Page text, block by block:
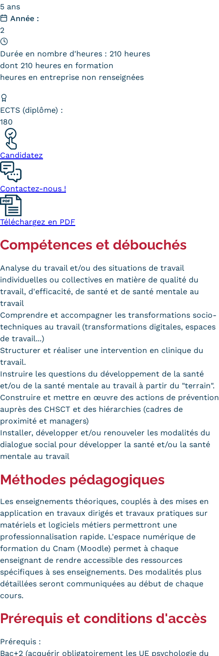
Téléchargements
Le Cnam ICSV
Infos élèves
Infos entreprises
Former ses salariés
Accueillir un alternant ?
Être enseignant au Cnam
Infos partenaires
Liste des partenaires
Communication
Kits communications Cnam
Prospect
JPO
5 ans
Année :
2
Durée en nombre d'heures : 210 heures
dont 210 heures en formation
heures en entreprise non renseignées
ECTS (diplôme) :
180
Candidatez
Contactez-nous !
Téléchargez en PDF
Compétences et débouchés
Analyse du travail et/ou des situations de travail
individuelles ou collectives en matière de qualité du
travail, d'efficacité, de santé et de santé mentale au
travail
Comprendre et accompagner les transformations socio-
techniques au travail (transformations digitales, espaces
de travail...)
Structurer et réaliser une intervention en clinique du
travail.
Instruire les questions du développement de la santé
et/ou de la santé mentale au travail à partir du "terrain".
Construire et mettre en œuvre des actions de prévention
auprès des CHSCT et des hiérarchies (cadres de
proximité et managers)
Installer, développer et/ou renouveler les modalités du
dialogue social pour développer la santé et/ou la santé
mentale au travail
Méthodes pédagogiques
Les enseignements théoriques, couplés à des mises en
application en travaux dirigés et travaux pratiques sur
matériels et logiciels métiers permettront une
professionnalisation rapide. L'espace numérique de
formation du Cnam (Moodle) permet à chaque
enseignant de rendre accessible des ressources
spécifiques à ses enseignements. Des modalités plus
détaillées seront communiquées au début de chaque
cours.
Prérequis et conditions d'accès
Prérequis :
Bac+2 (acquérir obligatoirement les UE psychologie du